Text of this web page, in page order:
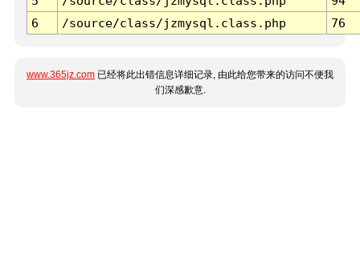
6
/source/class/jzmysql.class.php 76
www.365jz.com 已经将此出错信息详细记录, 由此给您带来的访问不便我
们深感歉意.